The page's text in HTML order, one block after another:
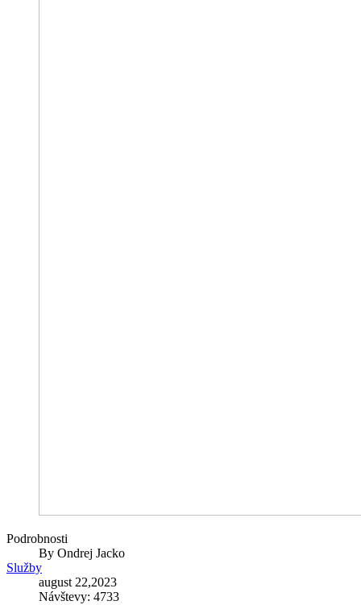
Podrobnosti
By Ondrej Jacko
Služby
august 22,2023
Návštevy: 4733